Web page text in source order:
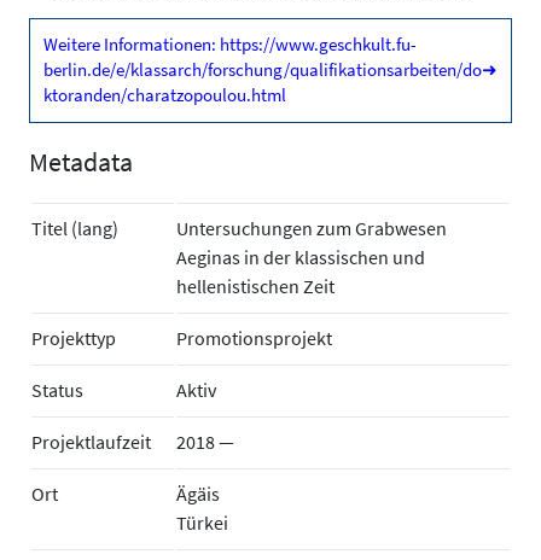
Weitere Informationen: https://www.geschkult.fu-
berlin.de/e/klassarch/forschung/qualifikationsarbeiten/do
ktoranden/charatzopoulou.html
➜
Metadata
Titel (lang)
Untersuchungen zum Grabwesen
Aeginas in der klassischen und
hellenistischen Zeit
Projekttyp Promotionsprojekt
Status Aktiv
Projektlaufzeit 2018 —
Ort
Ägäis
Türkei